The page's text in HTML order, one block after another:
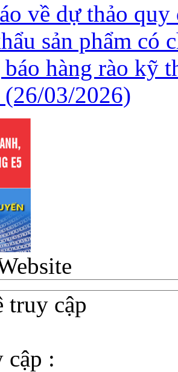
về dự thảo
sản phẩm có
hàng rào kỹ
(26/03/2026)
truy cập
: